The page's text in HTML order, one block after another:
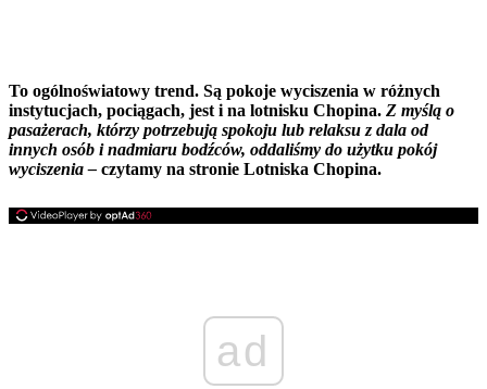
To ogólnoświatowy trend. Są pokoje wyciszenia w różnych
instytucjach, pociągach, jest i na lotnisku Chopina. Z myślą o
pasażerach, którzy potrzebują spokoju lub relaksu z dala od
innych osób i nadmiaru bodźców, oddaliśmy do użytku pokój
wyciszenia – czytamy na stronie Lotniska Chopina.
ad